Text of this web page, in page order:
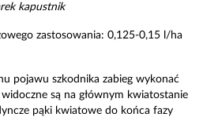
kapustnik
zastosowania: 0,125-0,15 l/ha
pojawu szkodnika zabieg wykonać
są na głównym kwiatostanie
pąki kwiatowe do końca fazy